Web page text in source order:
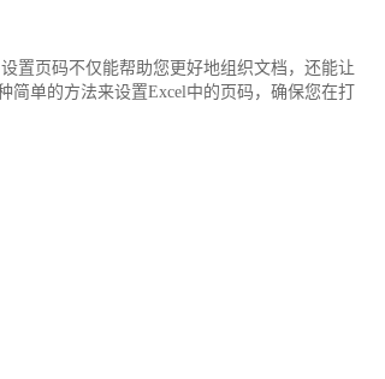
置页码不仅能帮助您更好地组织文档，还能让
单的方法来设置Excel中的页码，确保您在打